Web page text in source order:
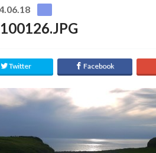
Twitter Facebook